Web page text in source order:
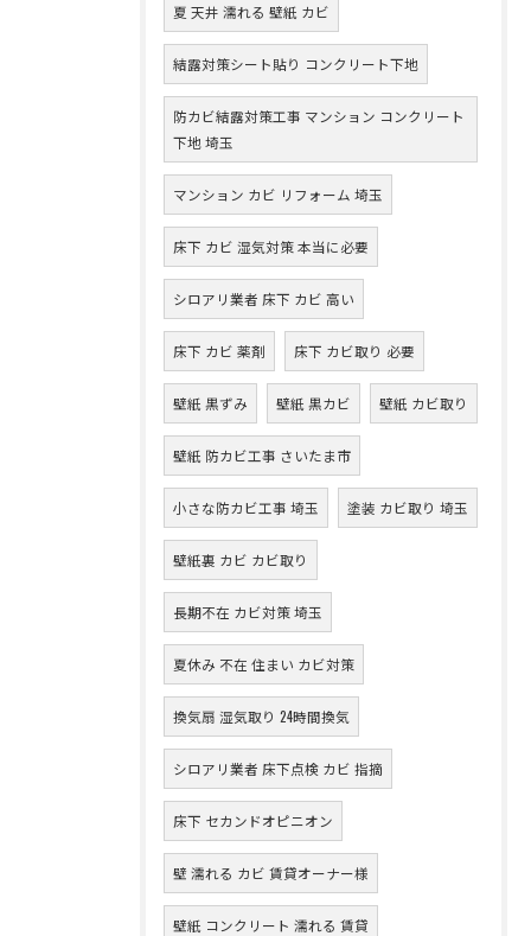
夏 天井 濡れる 壁紙 カビ
結露対策シート貼り コンクリート下地
防カビ結露対策工事 マンション コンクリート
下地 埼玉
マンション カビ リフォーム 埼玉
床下 カビ 湿気対策 本当に必要
シロアリ業者 床下 カビ 高い
床下 カビ 薬剤 床下 カビ取り 必要
壁紙 黒ずみ 壁紙 黒カビ 壁紙 カビ取り
壁紙 防カビ工事 さいたま市
小さな防カビ工事 埼玉 塗装 カビ取り 埼玉
壁紙裏 カビ カビ取り
長期不在 カビ対策 埼玉
夏休み 不在 住まい カビ対策
換気扇 湿気取り 24時間換気
シロアリ業者 床下点検 カビ 指摘
床下 セカンドオピニオン
壁 濡れる カビ 賃貸オーナー様
壁紙 コンクリート 濡れる 賃貸